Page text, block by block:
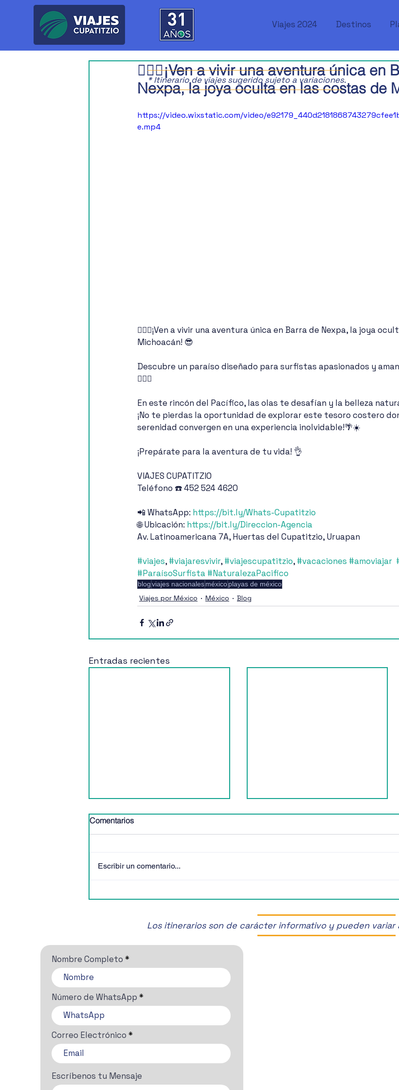
Viajes 2024 Destinos
🙋🏻‍♀️¡Ven a vivir una aventura única en
Nexpa, la joya oculta en las costas de
https://video.wixstatic.com/video/
e.mp4
🙋🏻‍♀️¡Ven a vivir una aventura única en Barra de Nexpa, la joya
Michoacán! 😎
Descubre un paraíso diseñado para surfistas apasionados y
🏄🏾‍♀️
En este rincón del Pacífico, las olas te desafían y la belleza
¡No te pierdas la oportunidad de explorar este tesoro costero
serenidad convergen en una experiencia inolvidable!🌴☀️
¡Prepárate para la aventura de tu vida! 👌
VIAJES CUPATITZIO
Teléfono ☎️ 452 524 4620
📲 WhatsApp: https://bit.ly/Whats-Cupatitzio
🌐 Ubicación: https://bit.ly/Direccion-Agencia
Av. Latinoamericana 7A, Huertas del Cupatitzio, Uruapan
#viajes, #viajaresvivir, #viajescupatitzio, #vacaciones #amoviajar
#ParaísoSurfista #NaturalezaPacifico
blogviajes nacionalesméxicoplayas de méxico
Viajes por México México Blog
Entradas recientes
Comentarios
Escribir un comentario...
* Itinerario de viajes sugerido sujeto a variaciones.
Los itinerarios son de carácter informativo y pueden variar
Nombre Completo
Número de WhatsApp
Correo Electrónico
Escríbenos tu Mensaje